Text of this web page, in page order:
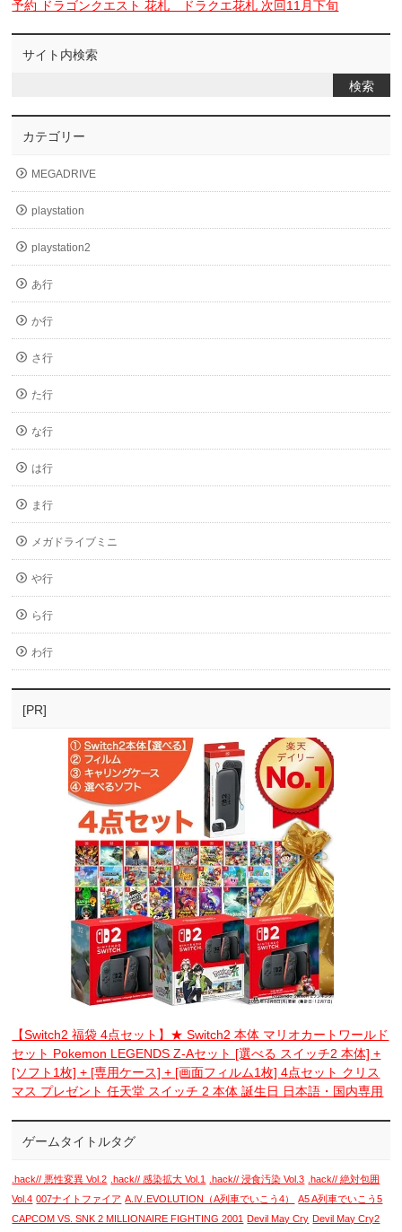
予約 ドラゴンクエスト 花札 ドラクエ花札 次回11月下旬
サイト内検索
カテゴリー
MEGADRIVE
playstation
playstation2
あ行
か行
さ行
た行
な行
は行
ま行
メガドライブミニ
や行
ら行
わ行
[PR]
【Switch2 福袋 4点セット】★ Switch2 本体 マリオカートワールド
セット Pokemon LEGENDS Z-Aセット [選べる スイッチ2 本体] +
[ソフト1枚] + [専用ケース] + [画面フィルム1枚] 4点セット クリス
マス プレゼント 任天堂 スイッチ 2 本体 誕生日 日本語・国内専用
ゲームタイトルタグ
.hack// 悪性変異 Vol.2 .hack// 感染拡大 Vol.1 .hack// 浸食汚染 Vol.3 .hack// 絶対包囲
Vol.4 007ナイトファイア A.Ⅳ.EVOLUTION（A列車でいこう4）
A5 A列車でいこう5
CAPCOM VS. SNK 2 MILLIONAIRE FIGHTING 2001 Devil May Cry Devil May Cry2